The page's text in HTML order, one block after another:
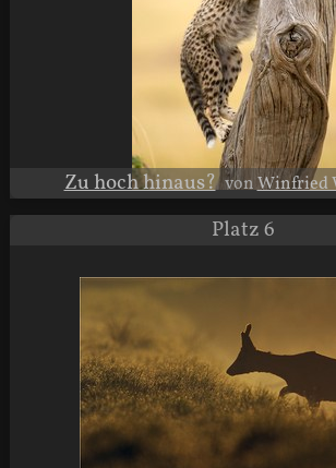
Zu hoch hinaus? vonWinfried
Platz 6